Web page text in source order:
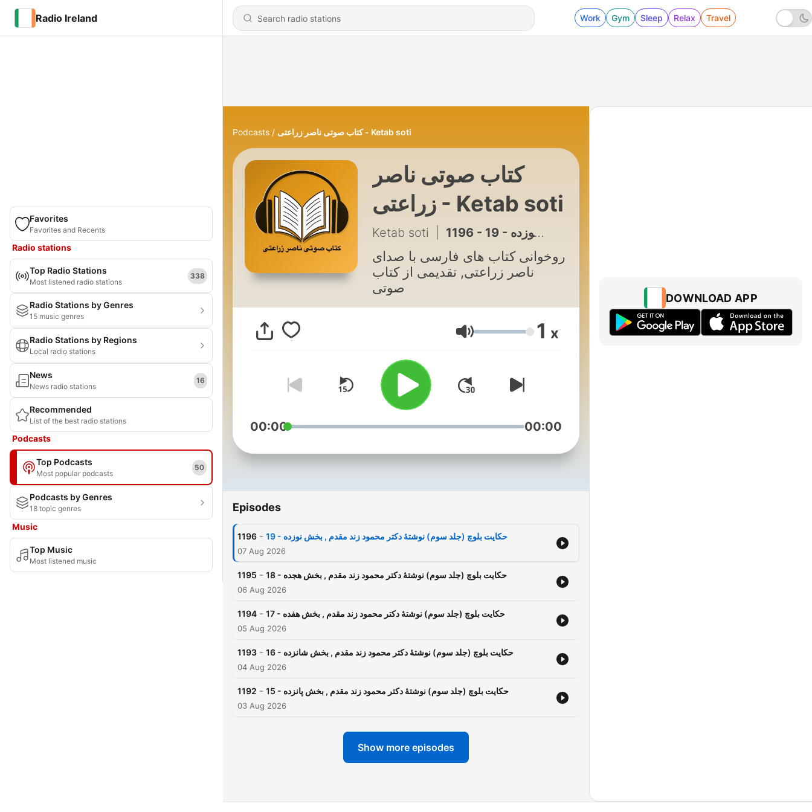
Radio Ireland Work Gym Sleep Relax Travel
Favorites
Favorites and Recents
Radio stations
Top Radio Stations
Most listened radio stations
338
Radio Stations by Genres
15 music genres
Radio Stations by Regions
Local radio stations
News
News radio stations
16
Recommended
List of the best radio stations
Podcasts
Top Podcasts
Most popular podcasts
50
Podcasts by Genres
18 topic genres
Music
Top Music
Most listened music
Podcasts کتاب صوتی ناصر زراعتی - Ketab soti
کتاب صوتی ناصر
زراعتی - Ketab soti
Ketab soti 1196 - 19 - حکایت بلوچ (جلد سوم) نوشتۀ دکتر محمود زند مقدم , بخش نوزده
روخوانی کتاب های فارسی با صدای
ناصر زراعتی, تقدیمی از کتاب
صوتی
Volume 1 x
00:00 00:00
Episodes
1196 - 19 - حکایت بلوچ (جلد سوم) نوشتۀ دکتر محمود زند مقدم , بخش نوزده
07 Aug 2026
1195 - 18 - حکایت بلوچ (جلد سوم) نوشتۀ دکتر محمود زند مقدم , بخش هجده
06 Aug 2026
1194 - 17 - حکایت بلوچ (جلد سوم) نوشتۀ دکتر محمود زند مقدم , بخش هفده
05 Aug 2026
1193 - 16 - حکایت بلوچ (جلد سوم) نوشتۀ دکتر محمود زند مقدم , بخش شانزده
04 Aug 2026
1192 - 15 - حکایت بلوچ (جلد سوم) نوشتۀ دکتر محمود زند مقدم , بخش پانزده
03 Aug 2026
Show more episodes
DOWNLOAD APP